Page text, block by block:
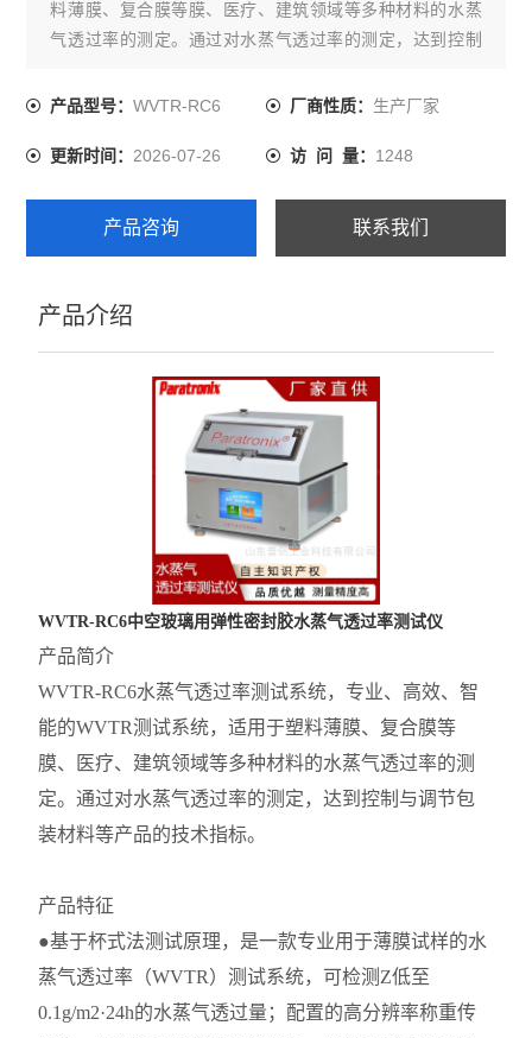
料薄膜、复合膜等膜、医疗、建筑领域等多种材料的水蒸
气透过率的测定。通过对水蒸气透过率的测定，达到控制
产品型号：WVTR-RC6 厂商性质： 生产厂家
更新时间：2026-07-26 访 问 量： 1248
产品咨询 联系我们
产品介绍
WVTR-RC6中空玻璃用弹性密封胶水蒸气透过率测试仪
产品简介
WVTR-RC6水蒸气透过率测试系统，专业、高效、智
能的WVTR测试系统，适用于塑料薄膜、复合膜等
膜、医疗、建筑领域等多种材料的水蒸气透过率的测
定。通过对水蒸气透过率的测定，达到控制与调节包
装材料等产品的技术指标。
产品特征
●基于杯式法测试原理，是一款专业用于薄膜试样的水
蒸气透过率（WVTR）测试系统，可检测Z低至
0.1g/m2·24h的水蒸气透过量；配置的高分辨率称重传